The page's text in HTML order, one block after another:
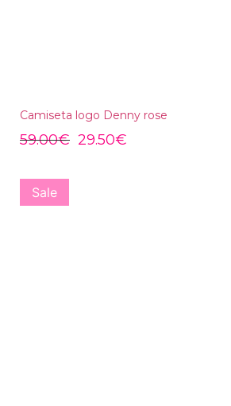
Camiseta logo Denny rose
59.00€ 29.50€
Sale